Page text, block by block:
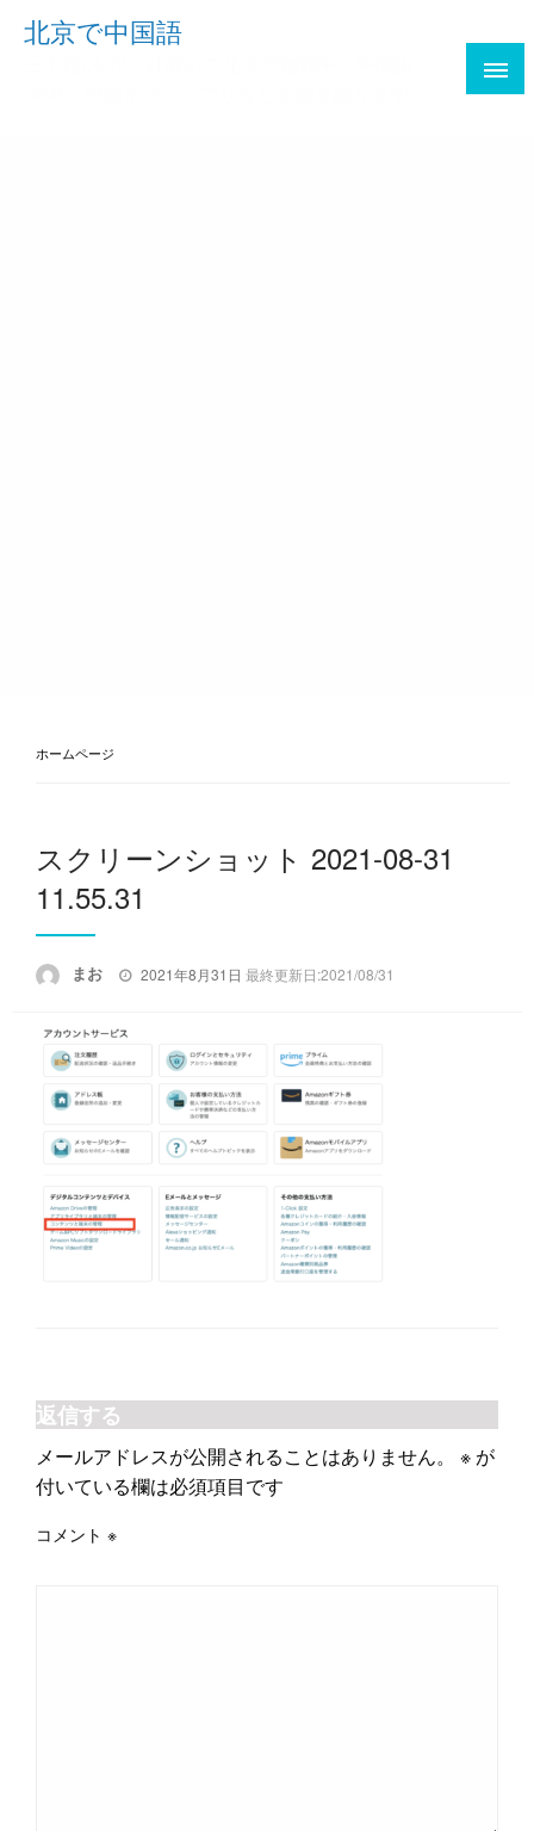
Skip北京で中国語
ホームページ
スクリーンショット 2021-08-31
11.55.31
まお
投
2021年8月31日 最終更新日:2021/08/31
返信する
メールアドレスが公開されることはありません。 ※ が
付いている欄は必須項目です
コメント ※